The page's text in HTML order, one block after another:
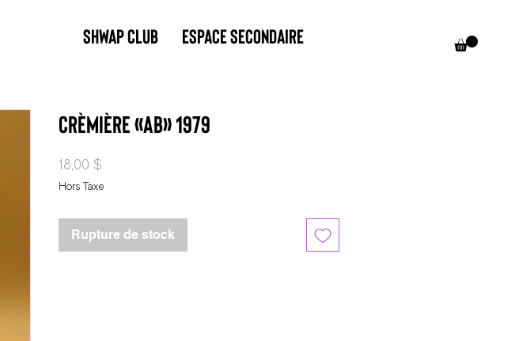
SHWAP CLUB Espace Secondaire
Crèmière «AB» 1979
18,00 $
Hors Taxe
Rupture de stock